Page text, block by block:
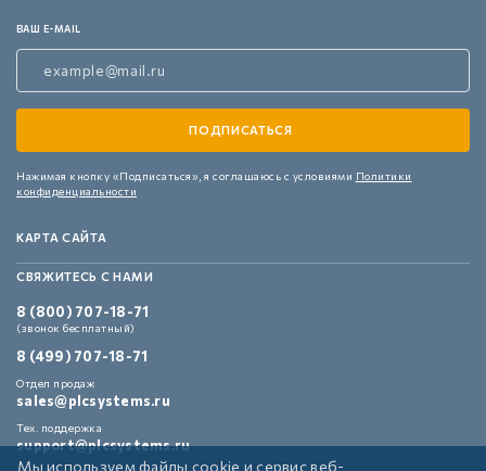
ВАШ E-MAIL
Нажимая кнопку «Подписаться», я соглашаюсь с условиями Политики
конфиденциальности
КАРТА САЙТА
СВЯЖИТЕСЬ С НАМИ
8 (800) 707-18-71
(звонок бесплатный)
8 (499) 707-18-71
Отдел продаж
sales@plcsystems.ru
Тех. поддержка
support@plcsystems.ru
Мы используем файлы cookie и сервис веб-